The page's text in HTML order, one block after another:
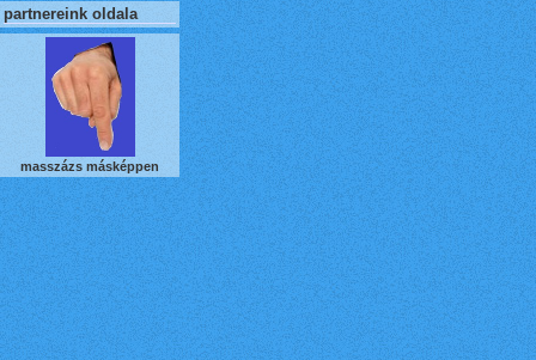
partnereink oldala
masszázs másképpen